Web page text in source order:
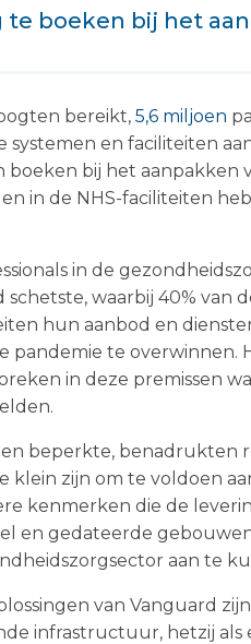
boeken bij het
bereikt, 5,6 miljoen
systemen en faciliteiten
bij het aanpakken
in de NHS-faciliteiten
in de
waarbij 40% van
hun aanbod en
te overwinnen.
in deze premissen
beperkte, benadrukten
zijn om te voldoen
kenmerken die de
en gedateerde
aan te
van Vanguard
infrastructuur, hetzij als